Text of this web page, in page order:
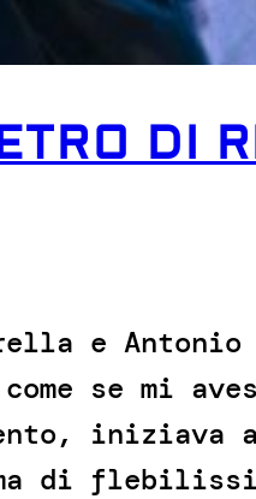
DI
e
se mi
iniziava
di